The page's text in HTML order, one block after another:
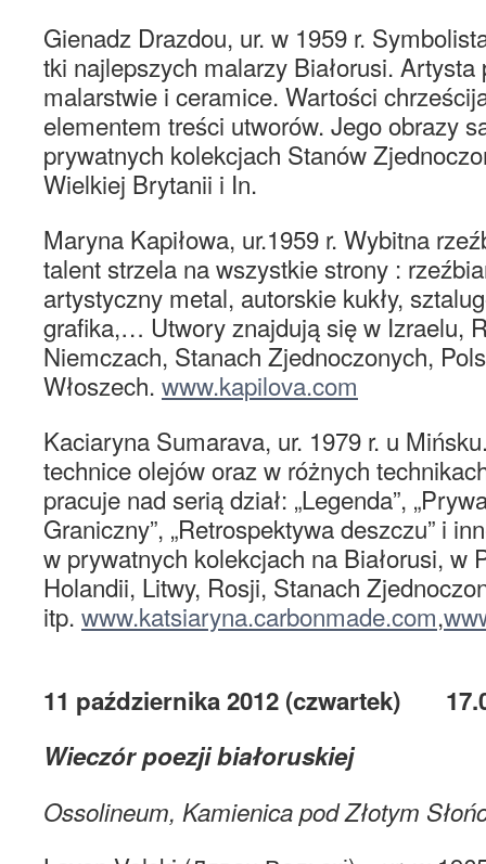
Gienadz Drazdou, ur. w 1959 r.
tki najlepszych malarzy Białorusi.
malarstwie i ceramice. Wartości
elementem treści utworów. Jego obrazy
prywatnych kolekcjach Stanów
Wielkiej Brytanii i In.
Maryna Kapiłowa, ur.1959 r. Wybitna
talent strzela na wszystkie strony :
artystyczny metal, autorskie kukły,
grafika,… Utwory znajdują się w Izraelu,
Niemczach, Stanach Zjednoczonych,
Włoszech. www.kapilova.com
Kaciaryna Sumarava, ur. 1979 r. u
technice olejów oraz w różnych
pracuje nad serią dział: „Legenda”,
Graniczny”, „Retrospektywa deszczu” i
w prywatnych kolekcjach na Białorusi, w
Holandii, Litwy, Rosji, Stanach
itp. www.katsiaryna.carbonmade.com,
11 października 2012 (czwartek)
Wieczór poezji białoruskiej
Ossolineum, Kamienica pod Złotym